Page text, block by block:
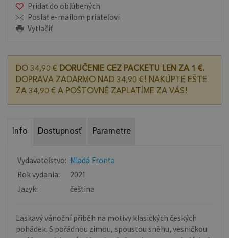
Pridať do obľúbených
Poslať e-mailom priateľovi
Vytlačiť
DO 34,90 € DORUČENIE CEZ PACKETU LEN ZA 1 €.
DOPRAVA ZADARMO NAD 34,90 €! NAKÚPTE EŠTE
ZA 34,90 € A POŠTOVNÉ ZAPLATÍME ZA VÁS!
Info Dostupnosť Parametre
Vydavateľstvo: Mladá Fronta
Rok vydania:
2021
Jazyk:
čeština
Laskavý vánoční příběh na motivy klasických českých
pohádek. S pořádnou zimou, spoustou sněhu, vesničkou